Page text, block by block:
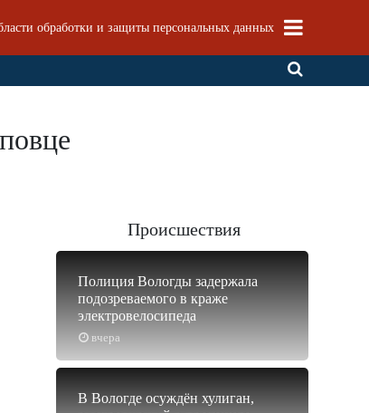
обработки и защиты персональных данных
Происшествия
вчера
Полиция Вологды задержала
подозреваемого в краже
электровелосипеда
В Вологде осуждён хулиган,